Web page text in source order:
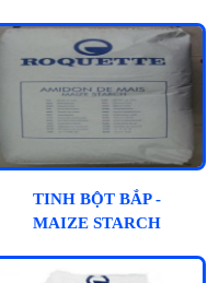
TINH BỘT BẮP -
MAIZE STARCH